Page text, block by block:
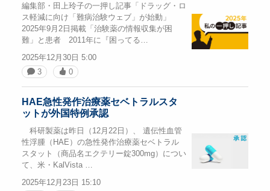
編集部・田上玲子の一押し記事「ドラッグ・ロ
ス軽減に向け「難病治験ウェブ」が始動」
2025年9月2日掲載「治験薬の情報収集が困
難」と患者 2011年に『困ってる…
2025年12月30日 5:00
3
0
HAE急性発作治療薬セベトラルスタ
ットが外国特例承認
科研製薬は昨日（12月22日）、 遺伝性血管
性浮腫（HAE）の急性発作治療薬セベトラル
スタット（商品名エクテリー錠300mg）につい
て、米・KalVista …
2025年12月23日 15:10